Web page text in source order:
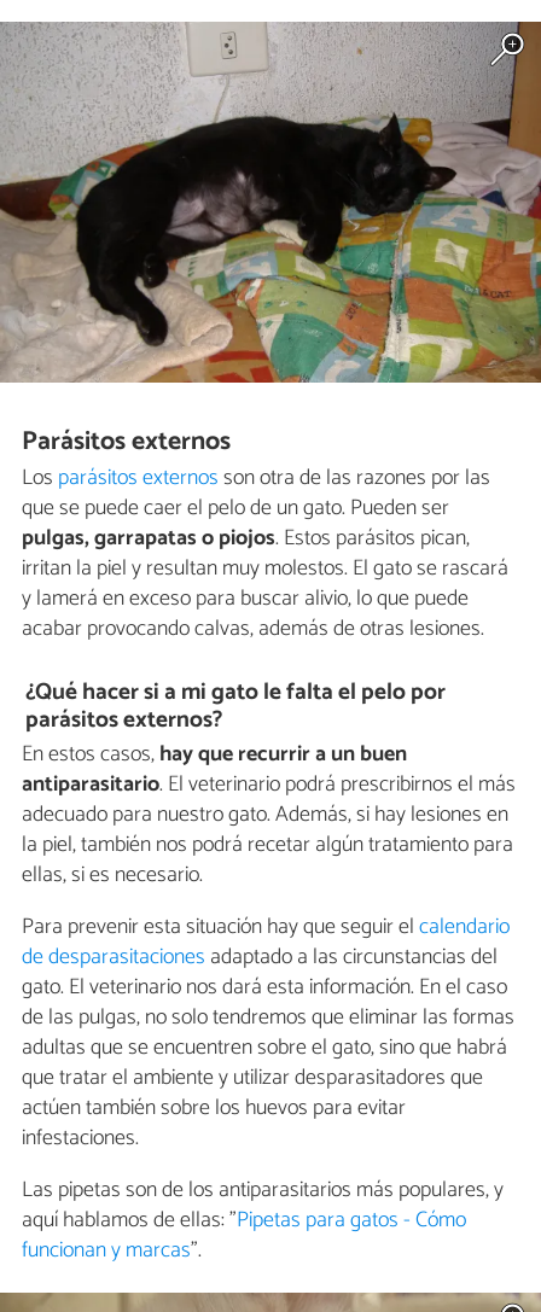
Parásitos externos
Los parásitos externosson otra de las razones por las
que se puede caer el pelo de un gato. Pueden ser
pulgas, garrapatas o piojos. Estos parásitos pican,
irritan la piel y resultan muy molestos. El gato se rascará
y lamerá en exceso para buscar alivio, lo que puede
acabar provocando calvas, además de otras lesiones.
¿Qué hacer si a mi gato le falta el pelo por
parásitos externos?
En estos casos,hay que recurrir a un buen
antiparasitario. El veterinario podrá prescribirnos el más
adecuado para nuestro gato. Además, si hay lesiones en
la piel, también nos podrá recetar algún tratamiento para
ellas, si es necesario.
Para prevenir esta situación hay que seguir elcalendario
de desparasitaciones adaptado a las circunstancias del
gato. El veterinario nos dará esta información. En el caso
de las pulgas, no solo tendremos que eliminar las formas
adultas que se encuentren sobre el gato, sino que habrá
que tratar el ambiente y utilizar desparasitadores que
actúen también sobre los huevos para evitar
infestaciones.
Las pipetas son de los antiparasitarios más populares, y
aquí hablamos de ellas: "Pipetas para gatos - Cómo
funcionan y marcas".